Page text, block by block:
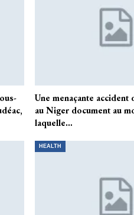
Une menaçante accident
au Niger document au
laquelle…
HEALTH